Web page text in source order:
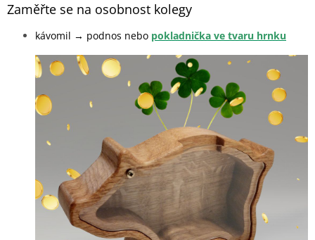
Zaměřte se na osobnost kolegy
kávomil → podnos nebo pokladnička ve tvaru hrnku